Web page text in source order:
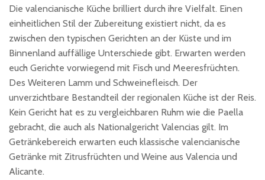
Die valencianische Küche brilliert durch ihre Vielfalt. Einen
einheitlichen Stil der Zubereitung existiert nicht, da es
zwischen den typischen Gerichten an der Küste und im
Binnenland auffällige Unterschiede gibt. Erwarten werden
euch Gerichte vorwiegend mit Fisch und Meeresfrüchten.
Des Weiteren Lamm und Schweinefleisch. Der
unverzichtbare Bestandteil der regionalen Küche ist der Reis.
Kein Gericht hat es zu vergleichbaren Ruhm wie die Paella
gebracht, die auch als Nationalgericht Valencias gilt. Im
Getränkebereich erwarten euch klassische valencianische
Getränke mit Zitrusfrüchten und Weine aus Valencia und
Alicante.